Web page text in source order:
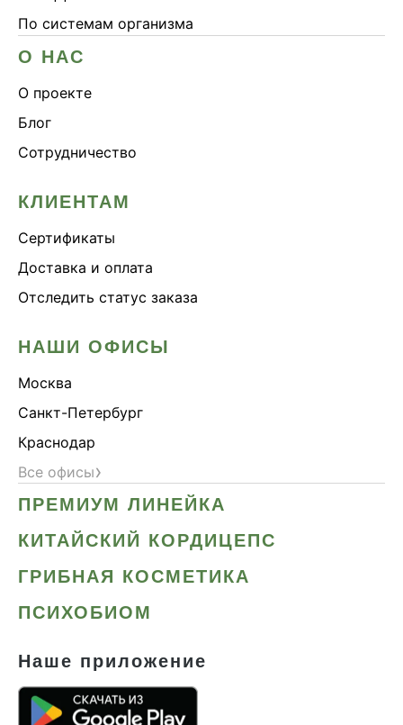
По системам организма
О НАС
О проекте
Блог
Сотрудничество
КЛИЕНТАМ
Сертификаты
Доставка и оплата
Отследить статус заказа
НАШИ ОФИСЫ
Москва
Санкт-Петербург
Краснодар
Все офисы›
ПРЕМИУМ ЛИНЕЙКА
КИТАЙСКИЙ КОРДИЦЕПС
ГРИБНАЯ КОСМЕТИКА
ПСИХОБИОМ
Наше приложение